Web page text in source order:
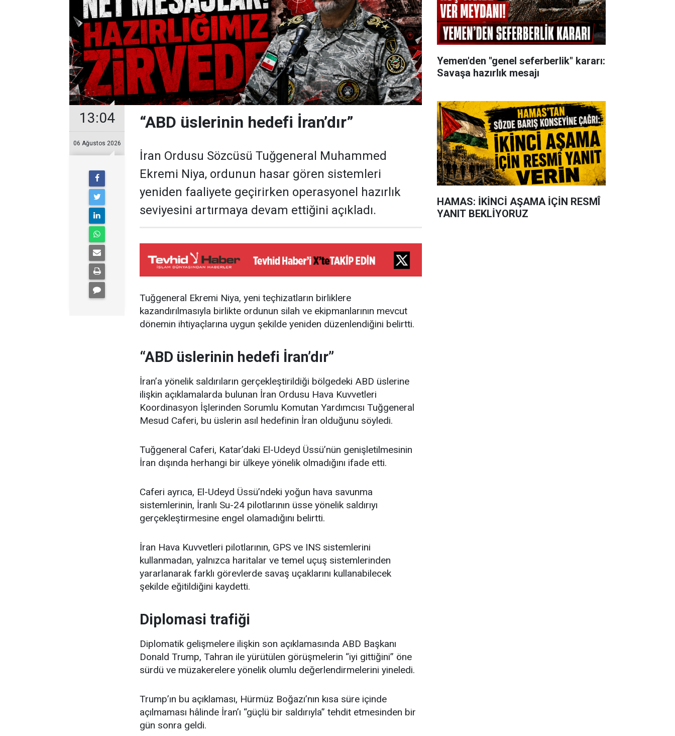
13:04
06 Ağustos 2026
“ABD üslerinin hedefi İran’dır”
İran Ordusu Sözcüsü Tuğgeneral Muhammed
Ekremi Niya, ordunun hasar gören sistemleri
yeniden faaliyete geçirirken operasyonel hazırlık
seviyesini artırmaya devam ettiğini açıkladı.
Tuğgeneral Ekremi Niya, yeni teçhizatların birliklere
kazandırılmasıyla birlikte ordunun silah ve ekipmanlarının mevcut
dönemin ihtiyaçlarına uygun şekilde yeniden düzenlendiğini belirtti.
“ABD üslerinin hedefi İran’dır”
İran’a yönelik saldırıların gerçekleştirildiği bölgedeki ABD üslerine
ilişkin açıklamalarda bulunan İran Ordusu Hava Kuvvetleri
Koordinasyon İşlerinden Sorumlu Komutan Yardımcısı Tuğgeneral
Mesud Caferi, bu üslerin asıl hedefinin İran olduğunu söyledi.
Tuğgeneral Caferi, Katar’daki El-Udeyd Üssü’nün genişletilmesinin
İran dışında herhangi bir ülkeye yönelik olmadığını ifade etti.
Caferi ayrıca, El-Udeyd Üssü’ndeki yoğun hava savunma
sistemlerinin, İranlı Su-24 pilotlarının üsse yönelik saldırıyı
gerçekleştirmesine engel olamadığını belirtti.
İran Hava Kuvvetleri pilotlarının, GPS ve INS sistemlerini
kullanmadan, yalnızca haritalar ve temel uçuş sistemlerinden
yararlanarak farklı görevlerde savaş uçaklarını kullanabilecek
şekilde eğitildiğini kaydetti.
Diplomasi trafiği
Diplomatik gelişmelere ilişkin son açıklamasında ABD Başkanı
Donald Trump, Tahran ile yürütülen görüşmelerin “iyi gittiğini” öne
sürdü ve müzakerelere yönelik olumlu değerlendirmelerini yineledi.
Trump’ın bu açıklaması, Hürmüz Boğazı’nın kısa süre içinde
açılmaması hâlinde İran’ı “güçlü bir saldırıyla” tehdit etmesinden bir
gün sonra geldi.
Yemen'den "genel seferberlik" kararı:
Savaşa hazırlık mesajı
HAMAS: İKİNCİ AŞAMA İÇİN RESMÎ
YANIT BEKLİYORUZ